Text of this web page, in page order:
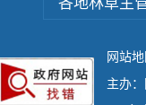
网站地
主办